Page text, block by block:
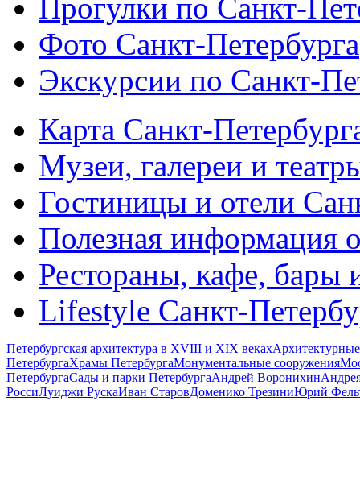
Прогулки по Санкт-
Фото Санкт-Петербурга
Экскурсии по Санкт-
Карта Санкт-
Музеи, галереи и
Гостиницы и отели
Полезная информация
Рестораны, кафе, бары
Lifestyle Санкт-
Петербургская архитектура в XVIII и XIX веках
ПетербургаХрамы ПетербургаМонументальные сооружения
ПетербургаСады и парки ПетербургаАндрей Воронихин
РоссиЛуиджи РускаИван СтаровДоменико ТрезиниЮрий